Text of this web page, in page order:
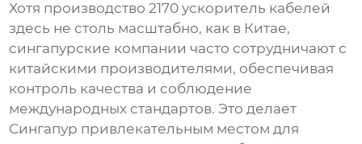
Хотя производство 2170 ускоритель кабелей
здесь не столь масштабно, как в Китае,
сингапурские компании часто сотрудничают с
китайскими производителями, обеспечивая
контроль качества и соблюдение
международных стандартов. Это делает
Сингапур привлекательным местом для